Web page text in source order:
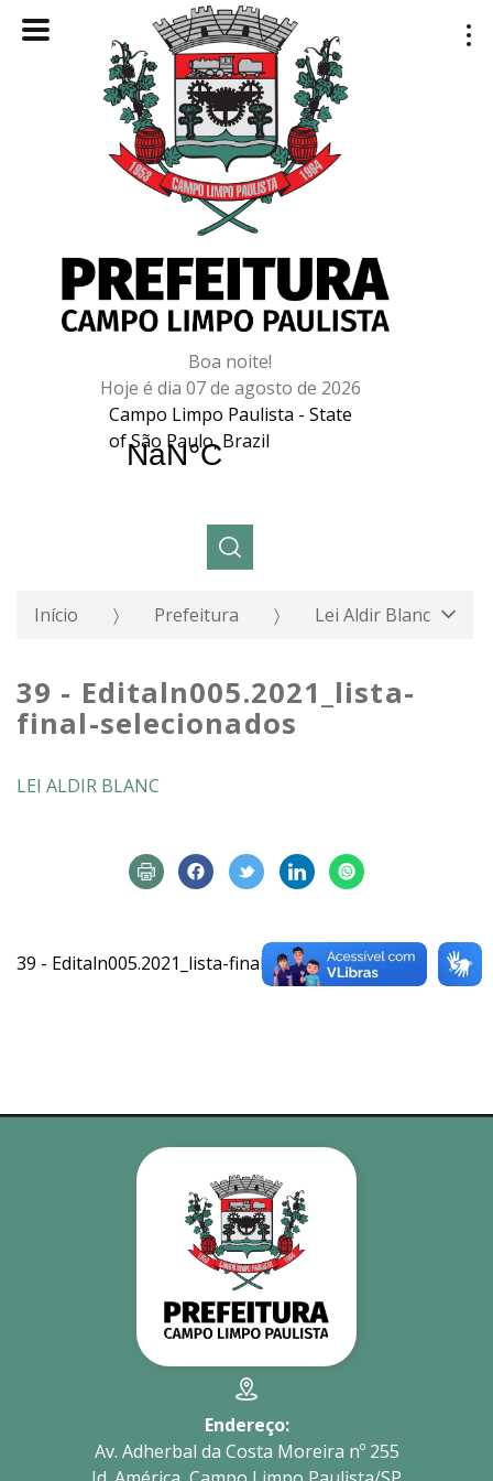
Boa noite!
Hoje é dia 07 de agosto de 2026
Campo Limpo Paulista - State
of São Paulo, Brazil
Início Prefeitura Lei Aldir Blanc
39 - Editaln005.2021_lista-
final-selecionados
LEI ALDIR BLANC
39 - Editaln005.2021_lista-final-selecionados
Endereço:
Av. Adherbal da Costa Moreira nº 255